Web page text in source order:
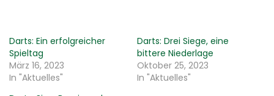
Darts: Ein erfolgreicher
Spieltag
März 16, 2023
In "Aktuelles"
Darts: Drei Siege, eine
bittere Niederlage
Oktober 25, 2023
In "Aktuelles"